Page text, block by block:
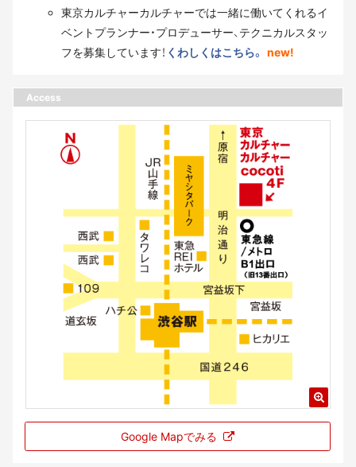
東京カルチャーカルチャーでは一緒に働いてくれるイ
ベントプランナー・プロデューサー、テクニカルスタッ
フを募集しています！ くわしくはこちら。 new!
Access
Google Mapでみる